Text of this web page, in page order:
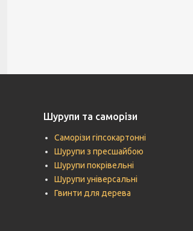
Шурупи та саморізи
Саморізи гіпсокартонні
Шурупи з пресшайбою
Шурупи покрівельні
Шурупи універсальні
Гвинти для дерева